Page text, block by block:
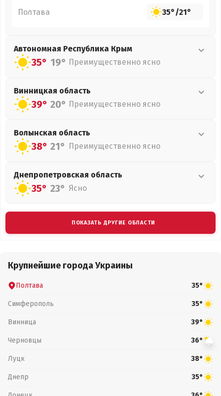
Полтава 35°/21°
Автономная Республика Крым
35° 19° Преимущественно ясно
Винницкая область
39° 20° Преимущественно ясно
Волынская область
38° 21° Преимущественно ясно
Днепропетровская область
35° 23° Ясно
ПОКАЗАТЬ ДРУГИЕ ОБЛАСТИ
Крупнейшие города Украины
Полтава 35°
Симферополь 35°
Винница 39°
Черновцы 36°
Луцк 38°
Днепр 35°